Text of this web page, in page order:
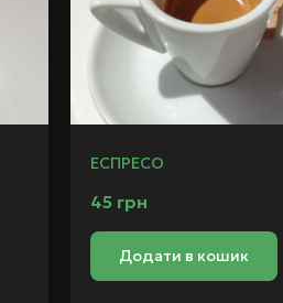
ЕСПРЕСО
45 грн
Додати в кошик